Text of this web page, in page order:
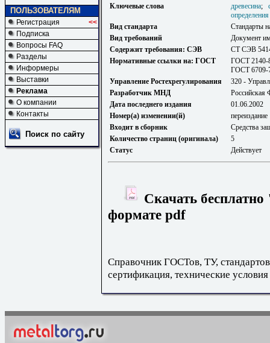
ПОЛЬЗОВАТЕЛЯМ
Регистрация
<<
Подписка
Вопросы FAQ
Разделы
Информеры
Выставки
Реклама
О компании
Контакты
Поиск по сайту
Ключевые слова
древесина;
Вид стандарта
Стандарты
Вид требований
Документ
Содержит требования: СЭВ
CT CЭB
Нормативные ссылки на: ГОСТ
ГОСТ 2140-
ГОСТ 6709-
Управление Ростехрегулирования
320 -
Разработчик МНД
Российская
Дата последнего издания
01.06.2002
Номер(а) изменении(й)
переиздание
Входит в сборник
Средства
Количество страниц (оригинала)
5
Статус
Действует
Скачать
формате pdf
Справочник ГОСТов, ТУ,
сертификация, технические условия